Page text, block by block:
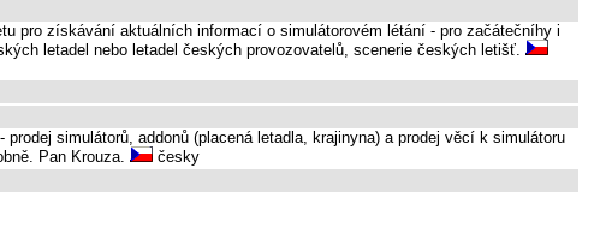
pro získávání aktuálních informací o simulátorovém létání - pro začátečníhy i
letadel nebo letadel českých provozovatelů, scenerie českých letišť.
prodej simulátorů, addonů (placená letadla, krajinyna) a prodej věcí k simulátoru
Pan Krouza.
česky